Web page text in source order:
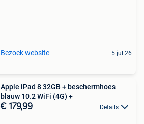
Bezoek website 5 jul 26
Apple iPad 8 32GB + beschermhoes
blauw 10.2 WiFi (4G) +
€ 179,99 Details